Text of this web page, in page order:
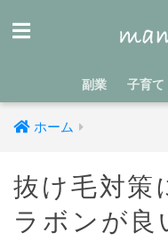
副業 子育て
ホーム
抜け毛対策
ラボンが良